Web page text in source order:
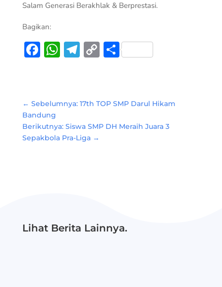
Salam Generasi Berakhlak & Berprestasi.
Bagikan:
Facebook
WhatsApp
Telegram
CopyShare
← Sebelumnya: 17th TOP SMP Darul Hikam
Bandung
Berikutnya: Siswa SMP DH Meraih Juara 3
Sepakbola Pra-Liga→
Lihat Berita Lainnya.